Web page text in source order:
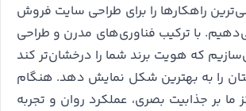
راهکارها را برای طراحی سایت‌ فروش
با ترکیب فناوری‌های مدرن و طراحی
که هویت برند شما را درخشان‌تر کند
را به بهترین شکل نمایش دهد. هنگام
ما بر جذابیت بصری، عملکرد روان و تجربه